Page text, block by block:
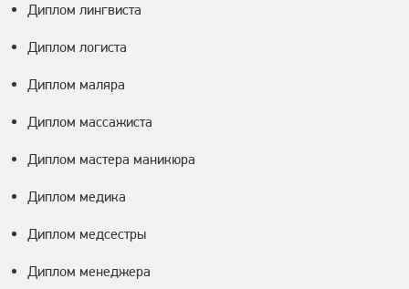
Диплом лингвиста
Диплом логиста
Диплом маляра
Диплом массажиста
Диплом мастера маникюра
Диплом медика
Диплом медсестры
Диплом менеджера